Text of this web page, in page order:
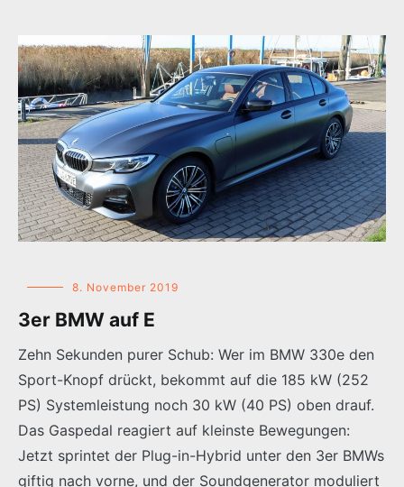
8. November 2019
3er BMW auf E
Zehn Sekunden purer Schub: Wer im BMW 330e den
Sport-Knopf drückt, bekommt auf die 185 kW (252
PS) Systemleistung noch 30 kW (40 PS) oben drauf.
Das Gaspedal reagiert auf kleinste Bewegungen:
Jetzt sprintet der Plug-in-Hybrid unter den 3er BMWs
giftig nach vorne, und der Soundgenerator moduliert